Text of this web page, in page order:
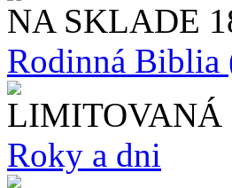
NA SKLADE
Rodinná Biblia
LIMITOVANÁ
Roky a dni